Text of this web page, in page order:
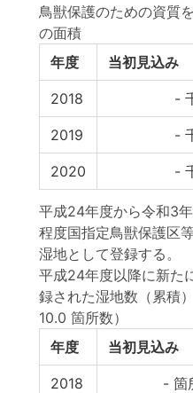
鳥獣保護のための資質
の面積
年度
当初見込み
2018 -
2019 -
2020 -
平成24年度から令和3
程度国指定鳥獣保護区
湿地として登録する。
平成24年度以降に新た
録された湿地数（累積）
10.0 箇所数）
年度
当初見込み
2018 - 箇